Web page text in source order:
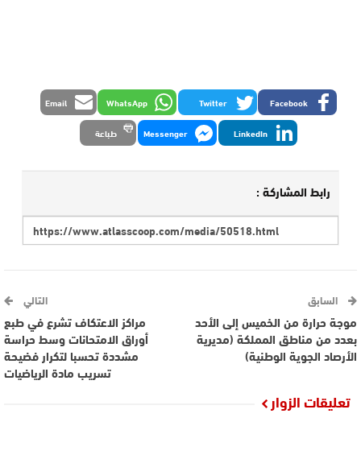
Facebook
Twitter
WhatsApp
Email
LinkedIn
Messenger طباعة
رابط المشاركة :
السابق
موجة حرارة من الخميس إلى الأحد
بعدد من مناطق المملكة (مديرية
الأرصاد الجوية الوطنية)
التالي
مراكز الاعتكاف تشرع في طبع
أوراق الامتحانات وسط حراسة
مشددة تحسبا لتكرار فضيحة
تسريب مادة الرياضيات
تعليقات الزوار